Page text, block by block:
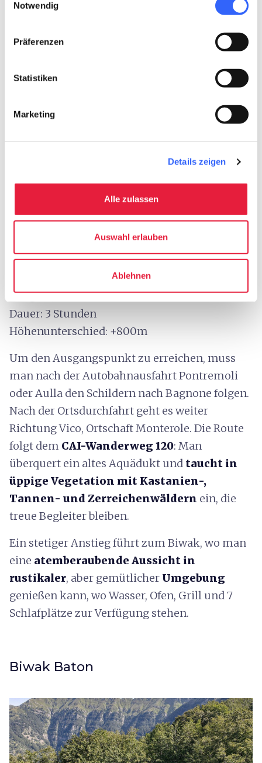
Zustimmung.
Notwendig
Präferenzen
Statistiken
Marketing
Details zeigen
Alle zulassen
Auswahl erlauben
Ablehnen
Biwak Matale
Biwak Matale - Credit:Lunigiana World
Ausgangsort: Vico Monterole, Gemeinde
Länge: 4,5 km
Dauer: 3 Stunden
Höhenunterschied: +800m
Um den Ausgangspunkt zu erreichen, muss
man nach der Autobahnausfahrt Pontremoli
oder Aulla den Schildern nach Bagnone folgen.
Nach der Ortsdurchfahrt geht es weiter
Richtung Vico, Ortschaft Monterole. Die Route
folgt dem CAI-Wanderweg 120: Man
überquert ein altes Aquädukt und taucht in
üppige Vegetation mit Kastanien-,
Tannen- und Zerreichenwäldern ein, die
treue Begleiter bleiben.
Ein stetiger Anstieg führt zum Biwak, wo man
eine atemberaubende Aussicht in
rustikaler, aber gemütlicher Umgebung
genießen kann, wo Wasser, Ofen, Grill und 7
Schlafplätze zur Verfügung stehen.
Biwak Baton